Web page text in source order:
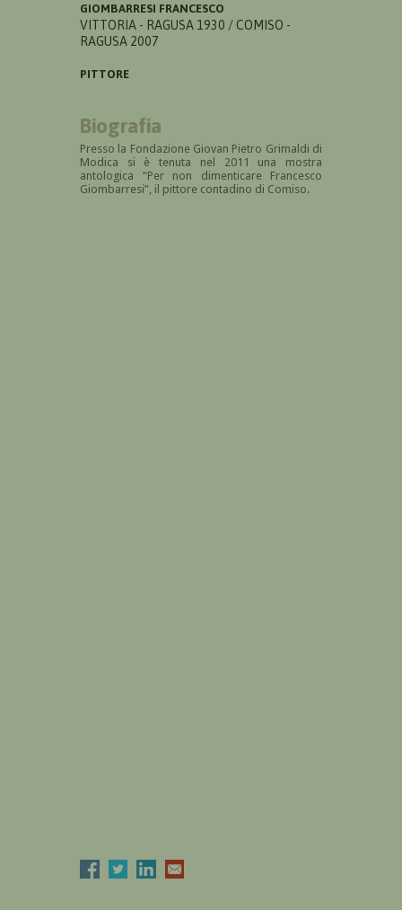
GIOMBARRESI FRANCESCO
VITTORIA - RAGUSA 1930 / COMISO -
RAGUSA 2007
PITTORE
Biografia
Presso la Fondazione Giovan Pietro Grimaldi di
Modica si è tenuta nel 2011 una mostra
antologica “Per non dimenticare Francesco
Giombarresi”, il pittore contadino di Comiso.